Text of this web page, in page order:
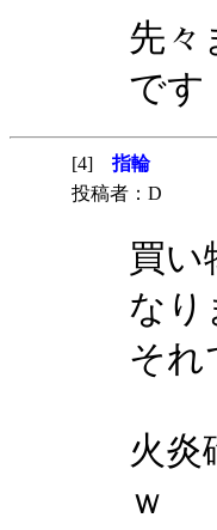
先々
です
[4]指輪
投稿者：D
買い
なり
それ
火炎
ｗ